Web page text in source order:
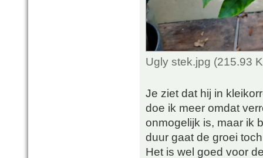
Ugly stek.jpg (215.93
Je ziet dat hij in
doe ik meer omdat
onmogelijk is, maar ik
duur gaat de groei
Het is wel goed voor